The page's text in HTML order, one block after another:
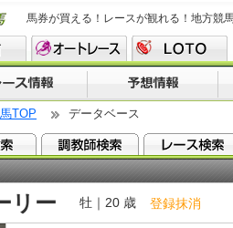
馬券が買える！レースが観れる！地方競
TOP データベース
リー 牡｜20 歳 登録抹消